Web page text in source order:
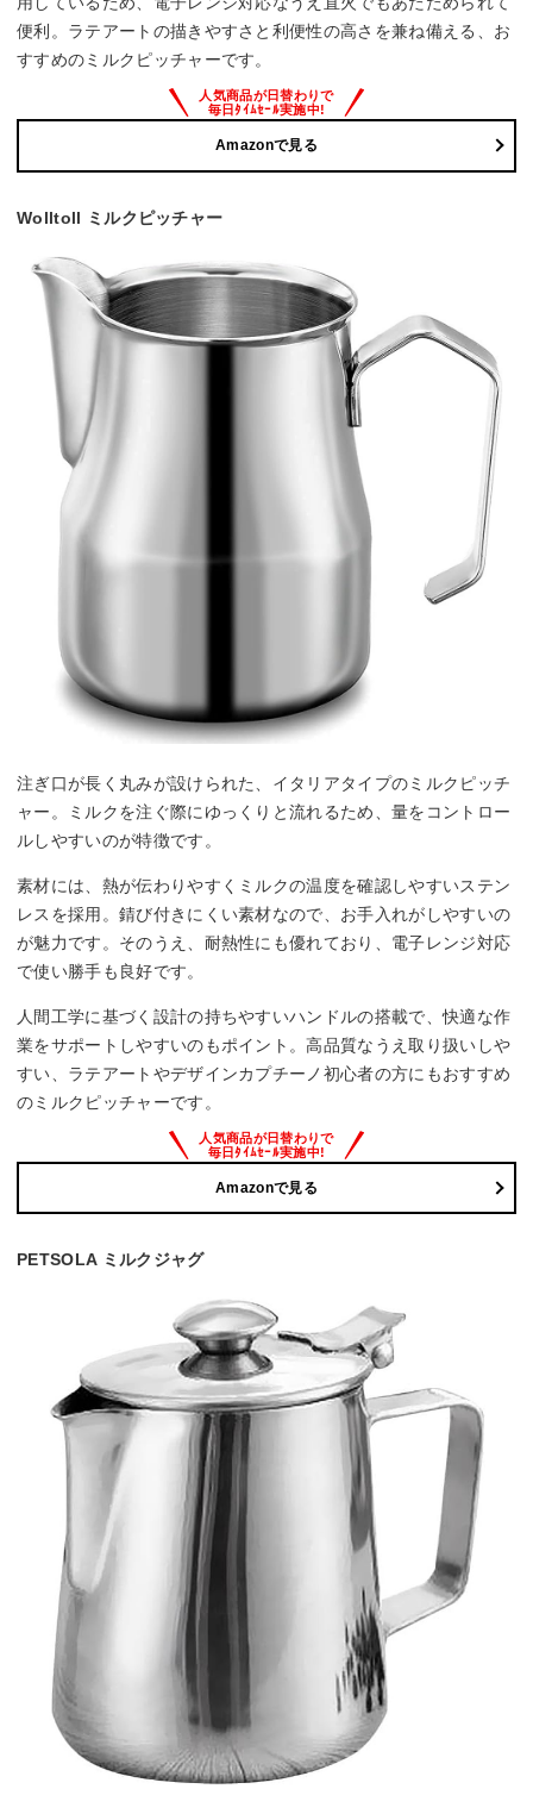
便利。ラテアートの描きやすさと利便性の高さを兼ね備える、お
すすめのミルクピッチャーです。
Amazonで見る
Wolltoll ミルクピッチャー
注ぎ口が長く丸みが設けられた、イタリアタイプのミルクピッチ
ャー。ミルクを注ぐ際にゆっくりと流れるため、量をコントロー
ルしやすいのが特徴です。
素材には、熱が伝わりやすくミルクの温度を確認しやすいステン
レスを採用。錆び付きにくい素材なので、お手入れがしやすいの
が魅力です。そのうえ、耐熱性にも優れており、電子レンジ対応
で使い勝手も良好です。
人間工学に基づく設計の持ちやすいハンドルの搭載で、快適な作
業をサポートしやすいのもポイント。高品質なうえ取り扱いしや
すい、ラテアートやデザインカプチーノ初心者の方にもおすすめ
のミルクピッチャーです。
Amazonで見る
PETSOLA ミルクジャグ